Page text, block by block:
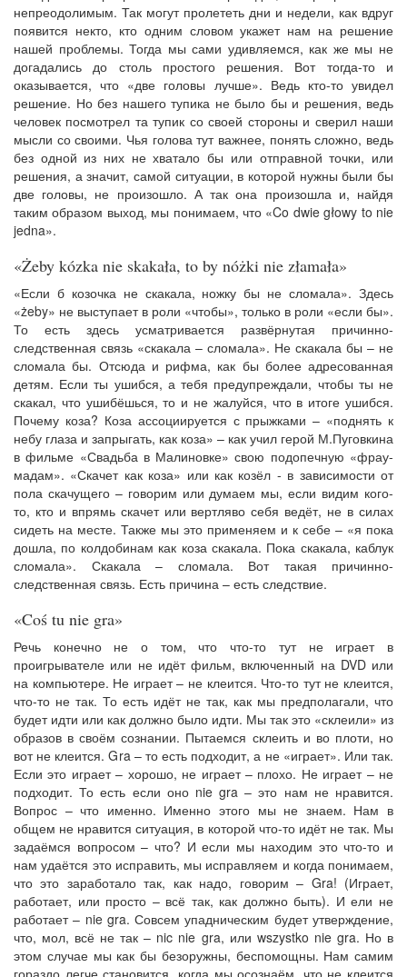
непреодолимым. Так могут пролететь дни и недели, как вдруг
появится некто, кто одним словом укажет нам на решение
нашей проблемы. Тогда мы сами удивляемся, как же мы не
догадались до столь простого решения. Вот тогда-то и
оказывается, что «две головы лучше». Ведь кто-то увидел
решение. Но без нашего тупика не было бы и решения, ведь
человек посмотрел та тупик со своей стороны и сверил наши
мысли со своими. Чья голова тут важнее, понять сложно, ведь
без одной из них не хватало бы или отправной точки, или
решения, а значит, самой ситуации, в которой нужны были бы
две головы, не произошло. А так она произошла и, найдя
таким образом выход, мы понимаем, что «Co dwie głowy to nie
jedna».
«Żeby kózka nie skakała, to by nóżki nie złamała»
«Если б козочка не скакала, ножку бы не сломала». Здесь
«żeby» не выступает в роли «чтобы», только в роли «если бы».
То есть здесь усматривается развёрнутая причинно-
следственная связь «скакала – сломала». Не скакала бы – не
сломала бы. Отсюда и рифма, как бы более адресованная
детям. Если ты ушибся, а тебя предупреждали, чтобы ты не
скакал, что ушибёшься, то и не жалуйся, что в итоге ушибся.
Почему коза? Коза ассоциируется с прыжками – «поднять к
небу глаза и запрыгать, как коза» – как учил герой М.Пуговкина
в фильме «Свадьба в Малиновке» свою подопечную «фрау-
мадам». «Скачет как коза» или как козёл - в зависимости от
пола скачущего – говорим или думаем мы, если видим кого-
то, кто и впрямь скачет или вертляво себя ведёт, не в силах
сидеть на месте. Также мы это применяем и к себе – «я пока
дошла, по колдобинам как коза скакала. Пока скакала, каблук
сломала». Скакала – сломала. Вот такая причинно-
следственная связь. Есть причина – есть следствие.
«Coś tu nie gra»
Речь конечно не о том, что что-то тут не играет в
проигрывателе или не идёт фильм, включенный на DVD или
на компьютере. Не играет – не клеится. Что-то тут не клеится,
что-то не так. То есть идёт не так, как мы предполагали, что
будет идти или как должно было идти. Мы так это «склеили» из
образов в своём сознании. Пытаемся склеить и во плоти, но
вот не клеится. Gra – то есть подходит, а не «играет». Или так.
Если это играет – хорошо, не играет – плохо. Не играет – не
подходит. То есть если оно nie gra – это нам не нравится.
Вопрос – что именно. Именно этого мы не знаем. Нам в
общем не нравится ситуация, в которой что-то идёт не так. Мы
задаёмся вопросом – что? И если мы находим это что-то и
нам удаётся это исправить, мы исправляем и когда понимаем,
что это заработало так, как надо, говорим – Gra! (Играет,
работает, или просто – всё так, как должно быть). И ели не
работает – nie gra. Совсем упадническим будет утверждение,
что, мол, всё не так – nic nie gra, или wszystko nie gra. Но в
этом случае мы как бы безоружны, беспомощны. Нам самим
гораздо легче становится, когда мы осознаём, что не клеится